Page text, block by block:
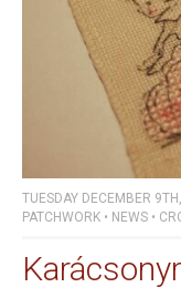
TUESDAY DECEMBER
PATCHWORK • NEWS •